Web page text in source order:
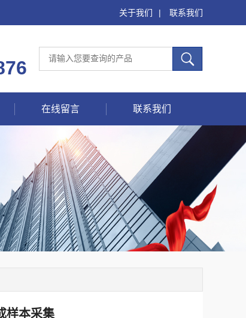
关于我们 | 联系我们
在线留言 联系我们
样本采集